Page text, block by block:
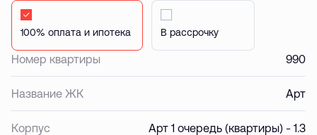
Стандартная В рассрочку
Номер квартиры 990
Название ЖК Арт
Корпус Арт 1 очередь (квартиры) - 1.3